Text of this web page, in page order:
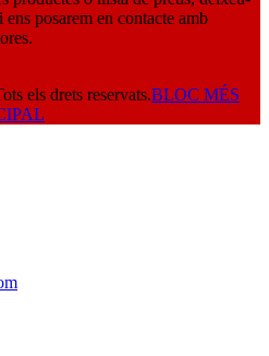
posarem en contacte amb
els drets reservats.BLOC MÉS